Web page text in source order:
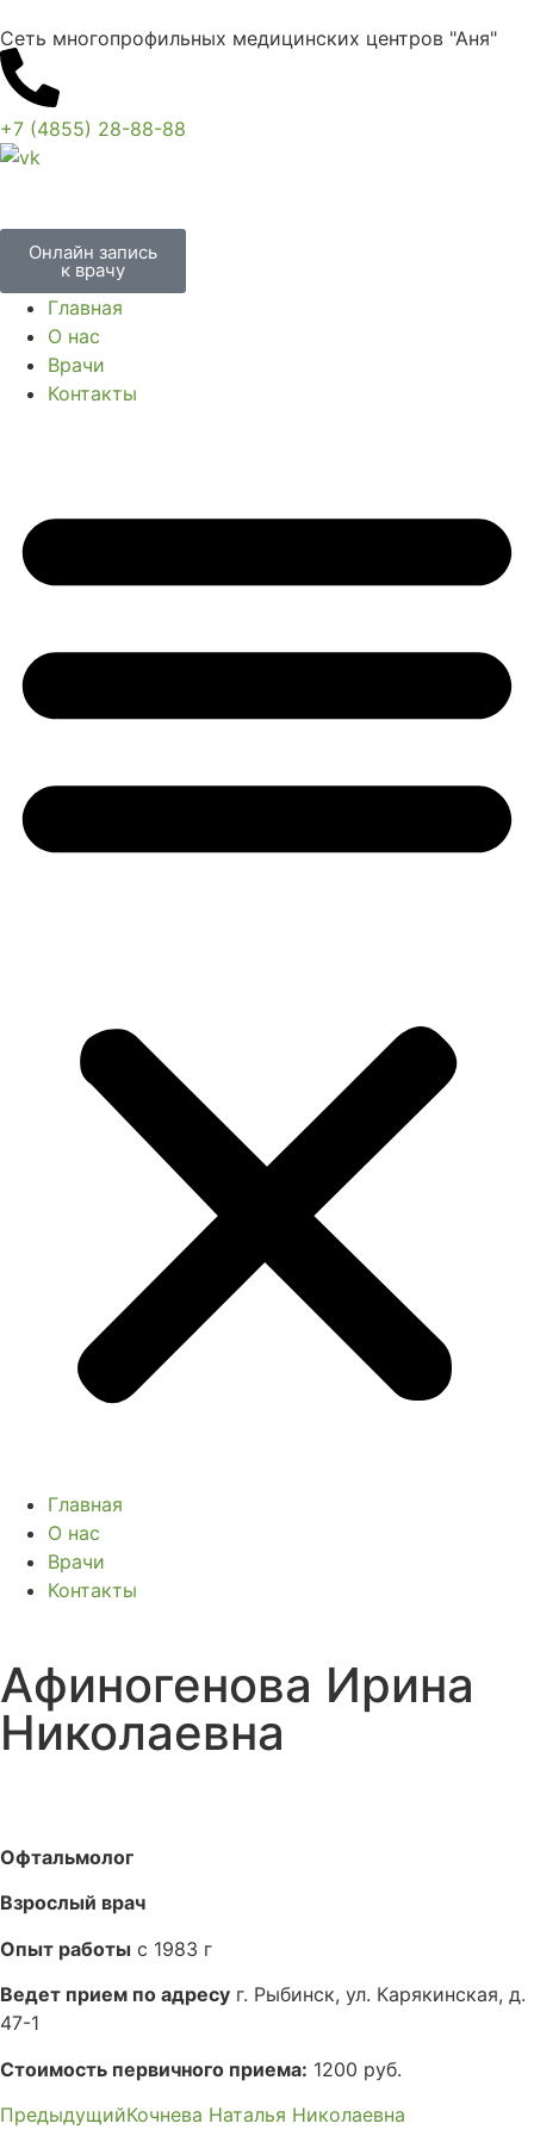
Сеть многопрофильных медицинских центров "Аня"
+7 (4855) 28-88-88
Онлайн запись
к врачу
Главная
О нас
Врачи
Контакты
Главная
О нас
Врачи
Контакты
Афиногенова Ирина
Николаевна
Офтальмолог
Взрослый врач
Опыт работы с 1983 г
Ведет прием по адресу г. Рыбинск, ул. Карякинская, д.
47-1
Стоимость первичного приема: 1200 руб.
ПредыдущийКочнева Наталья Николаевна